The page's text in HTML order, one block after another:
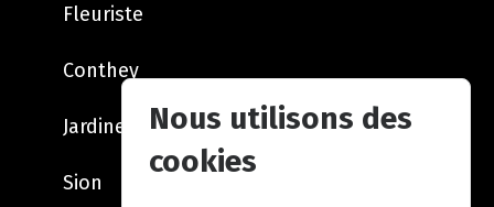
Fleuriste
Conthey
Jardinerie
Sion
Nous utilisons des
cookies